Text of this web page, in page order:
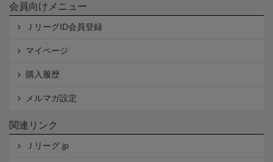
会員向けメニュー
ＪリーグID会員登録
マイページ
購入履歴
メルマガ設定
関連リンク
Ｊリーグ.jp